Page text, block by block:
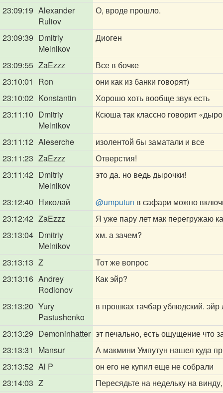
23:09:19 Alexander
Ruliov
О, вроде прошло.
23:09:39 Dmitriy
Melnikov
Диоген
23:09:55 ZaEzzz
Все в бочке
23:10:01
Ron
они как из банки говорят)
23:10:02 Konstantin
Хорошо хоть вообще звук есть
23:11:10 Dmitriy
Melnikov
Ксюша так классно говорит
23:11:12 Aleserche
изолентой бы заматали и все
23:11:23 ZaEzzz
Отверстия!
23:11:42 Dmitriy
Melnikov
это да. но ведь дырочки!
23:12:40 Николай @umputun в сафари можно
23:12:42 ZaEzzz
Я уже пару лет мак перегружаю
23:13:04 Dmitriy
Melnikov
хм. а зачем?
23:13:13 Z
Тот же вопрос
23:13:16 Andrey
Rodionov
Как эйр?
23:13:20 Yury
Pastushenko
в прошках тачбар ублюдский.
23:13:29 Demoninhatter эт печально, есть ощущение что
23:13:31
Mansur
А макмини Умпутун нашел куда
23:13:52 Al P
он его не купил еще не собрали
23:14:03 Z
Пересядьте на недельку на